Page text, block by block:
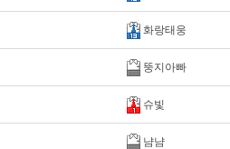
화랑태웅
뚱지아빠
슈빛
냠냠